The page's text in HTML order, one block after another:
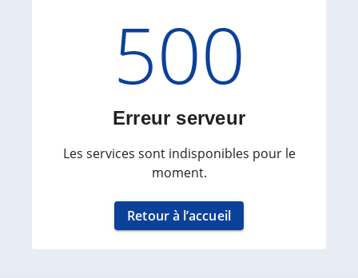
Code
500
Erreur serveur
Les services sont indisponibles pour le
moment.
Retour à l’accueil